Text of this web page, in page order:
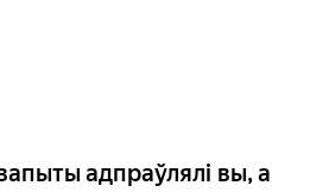
адпраўлялі вы, а